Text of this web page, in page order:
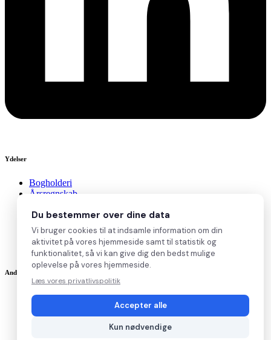
Ydelser
Bogholderi
Årsregnskab
Lønadministration
Ekstern konsulent
Gratis regnskabstjek
Priser
Andet
E-conomic anmeldelse
Billy anmeldelse
Du bestemmer over dine data
Vi bruger cookies til at indsamle information om din
aktivitet på vores hjemmeside samt til statistik og
funktionalitet, så vi kan give dig den bedst mulige
oplevelse på vores hjemmeside.
Læs vores privatlivspolitik
Accepter alle
Kun nødvendige